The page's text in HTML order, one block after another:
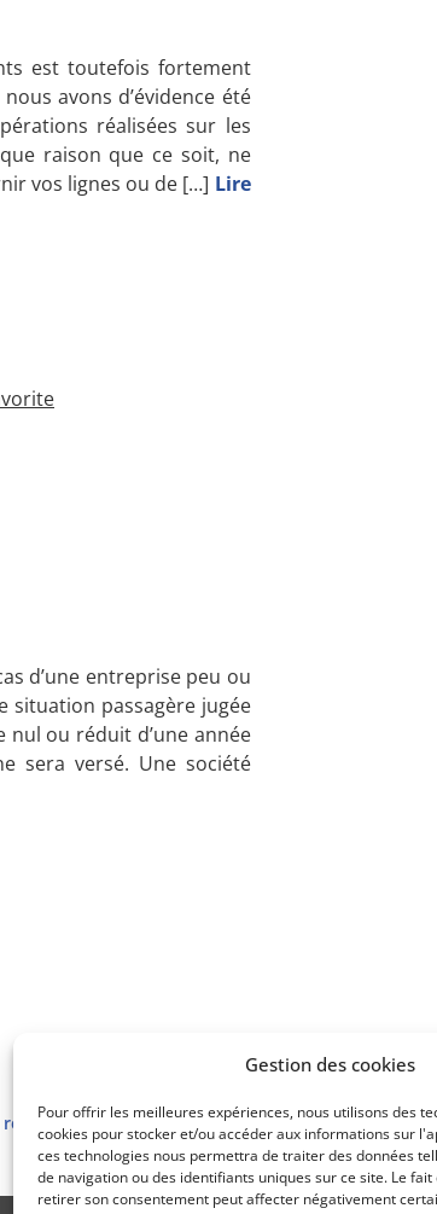
Gestion des cookies
Pour offrir les meilleures expériences, nous utilisons des
cookies pour stocker et/ou accéder aux informations sur
ces technologies nous permettra de traiter des données
de navigation ou des identifiants uniques sur ce site. Le
retirer son consentement peut affecter négativement
est toutefois fortement
avons d’évidence été
réalisées sur les
raison que ce soit, ne
vos lignes ou de […] Lire
d’une entreprise peu ou
situation passagère jugée
nul ou réduit d’une année
sera versé. Une société
relève, le marché monte